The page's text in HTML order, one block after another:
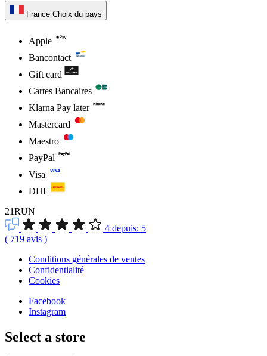
France Choix du pays
Apple
Bancontact
Gift card
Cartes Bancaires
Klarna Pay later
Mastercard
Maestro
PayPal
Visa
DHL
21RUN
4 depuis: 5
( 719 avis )
Conditions générales de ventes
Confidentialité
Cookies
Facebook
Instagram
Select a store